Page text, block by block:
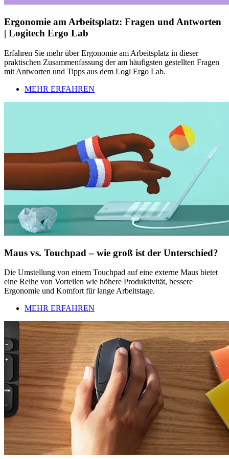
Ergonomie am Arbeitsplatz: Fragen und Antworten
| Logitech Ergo Lab
Erfahren Sie mehr über Ergonomie am Arbeitsplatz in dieser
praktischen Zusammenfassung der am häufigsten gestellten Fragen
mit Antworten und Tipps aus dem Logi Ergo Lab.
MEHR ERFAHREN
Maus vs. Touchpad – wie groß ist der Unterschied?
Die Umstellung von einem Touchpad auf eine externe Maus bietet
eine Reihe von Vorteilen wie höhere Produktivität, bessere
Ergonomie und Komfort für lange Arbeitstage.
MEHR ERFAHREN